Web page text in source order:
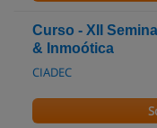
Curso - XII
& Inmoótica
CIADEC